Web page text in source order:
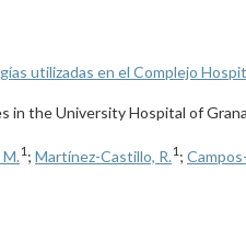
utilizadas en el Complejo
the University Hospital of
M.1 ; Martínez-Castillo, R.1 ;